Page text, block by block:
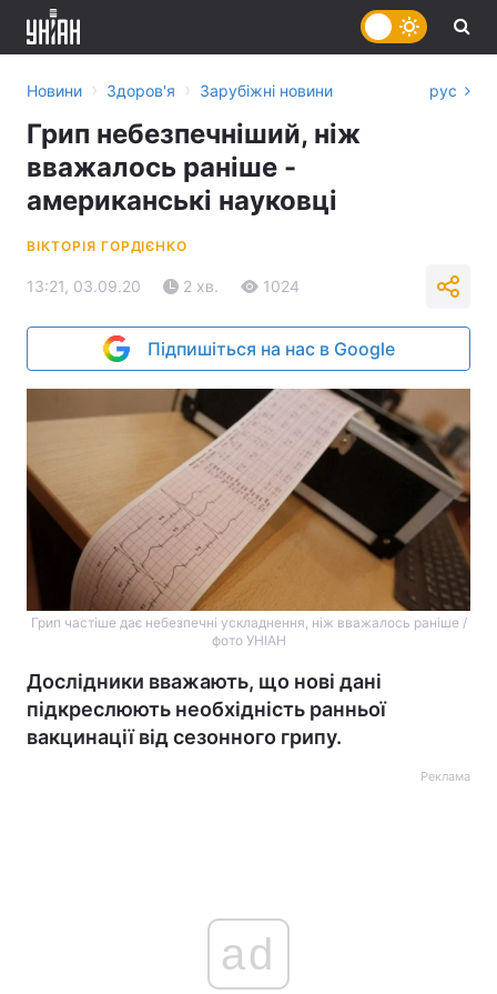
Новини › Здоров'я › Зарубіжні новини рус
Грип небезпечніший, ніж
вважалось раніше -
американські науковці
ВІКТОРІЯ ГОРДІЄНКО
13:21, 03.09.20 2 хв. 1024
Підпишіться на нас в Google
Грип частіше дає небезпечні ускладнення, ніж вважалось раніше /
фото УНІАН
Дослідники вважають, що нові дані
підкреслюють необхідність ранньої
вакцинації від сезонного грипу.
Реклама
ad